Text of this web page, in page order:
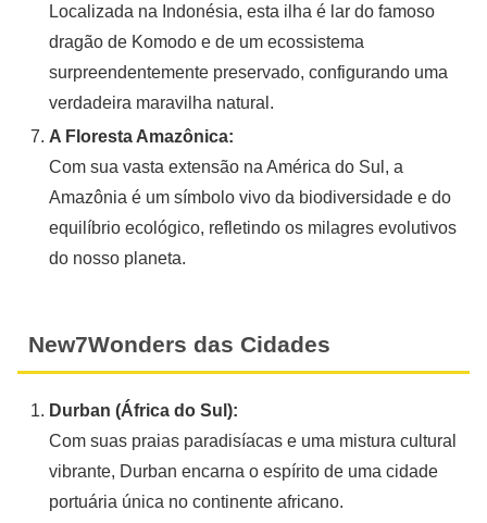
Localizada na Indonésia, esta ilha é lar do famoso
dragão de Komodo e de um ecossistema
surpreendentemente preservado, configurando uma
verdadeira maravilha natural.
A Floresta Amazônica:
Com sua vasta extensão na América do Sul, a
Amazônia é um símbolo vivo da biodiversidade e do
equilíbrio ecológico, refletindo os milagres evolutivos
do nosso planeta.
New7Wonders das Cidades
Durban (África do Sul):
Com suas praias paradisíacas e uma mistura cultural
vibrante, Durban encarna o espírito de uma cidade
portuária única no continente africano.